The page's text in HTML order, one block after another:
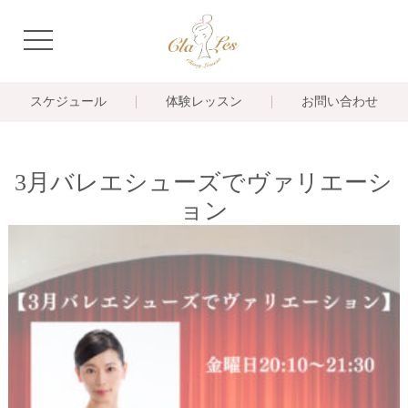
navigation
スケジュール 体験レッスン お問い合わせ
3月バレエシューズでヴァリエーシ
ョン